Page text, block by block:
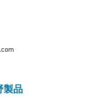
製品